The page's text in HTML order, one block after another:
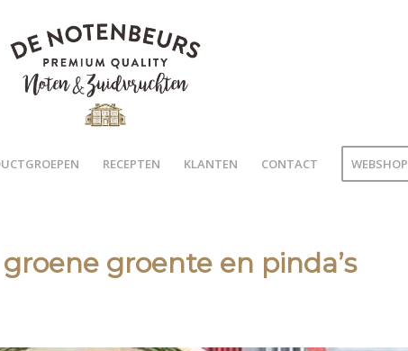
RECEPTEN KLANTEN CONTACT WEBSHOP
groente en pinda’s